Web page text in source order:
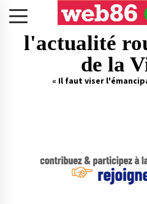
l'actualité
de la
« Il faut viser